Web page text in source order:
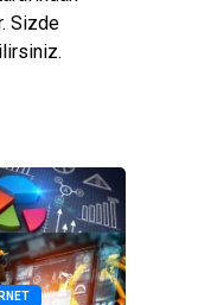
Sizde